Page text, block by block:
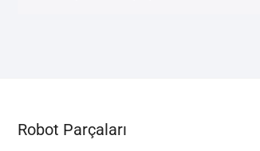
Robot Parçaları